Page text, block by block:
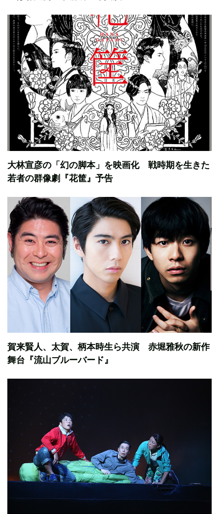
大林宣彦の「幻の脚本」を映画化 戦時期を生きた
若者の群像劇『花筐』予告
賀来賢人、太賀、柄本時生ら共演 赤堀雅秋の新作
舞台『流山ブルーバード』